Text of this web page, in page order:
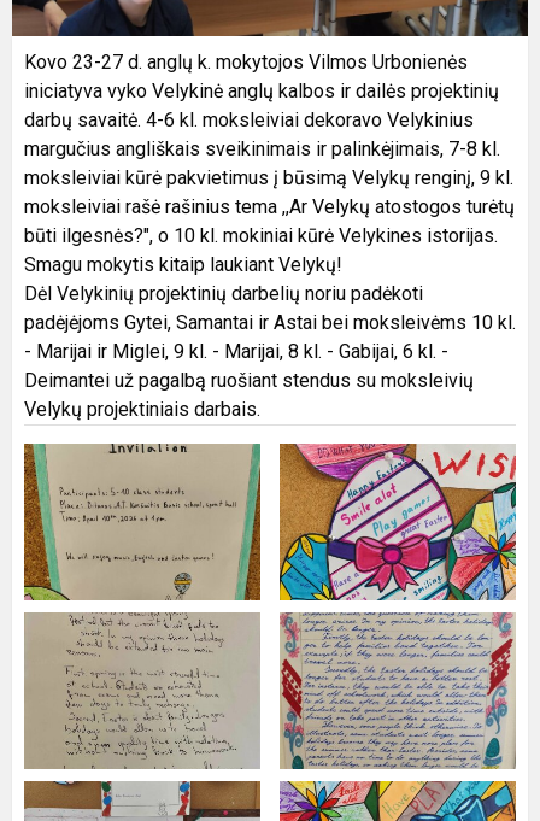
Kovo 23-27 d. anglų k. mokytojos Vilmos Urbonienės
iniciatyva vyko Velykinė anglų kalbos ir dailės projektinių
darbų savaitė. 4-6 kl. moksleiviai dekoravo Velykinius
margučius angliškais sveikinimais ir palinkėjimais, 7-8 kl.
moksleiviai kūrė pakvietimus į būsimą Velykų renginį, 9 kl.
moksleiviai rašė rašinius tema ,,Ar Velykų atostogos turėtų
būti ilgesnės?", o 10 kl. mokiniai kūrė Velykines istorijas.
Smagu mokytis kitaip laukiant Velykų!
Dėl Velykinių projektinių darbelių noriu padėkoti
padėjėjoms Gytei, Samantai ir Astai bei moksleivėms 10 kl.
- Marijai ir Miglei, 9 kl. - Marijai, 8 kl. - Gabijai, 6 kl. -
Deimantei už pagalbą ruošiant stendus su moksleivių
Velykų projektiniais darbais.